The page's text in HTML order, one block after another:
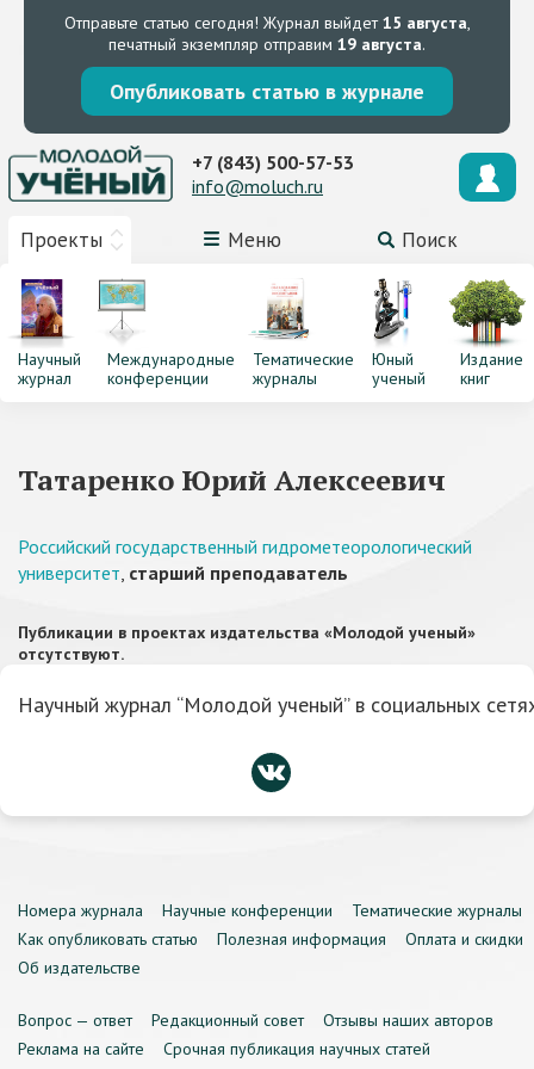
Отправьте статью сегодня! Журнал выйдет15 августа,
печатный экземпляр отправим 19 августа.
Опубликовать статью в журнале
Проекты Меню Поиск
+7 (843) 500-57-53
info@moluch.ru
Научный
журнал
Международные
конференции
Тематические
журналы
Юный
ученый
Издание
книг
Татаренко Юрий Алексеевич
Российский государственный гидрометеорологический
университет, старший преподаватель
Публикации в проектах издательства «Молодой ученый»
отсутствуют.
Научный журнал “Молодой ученый” в социальных
Номера журнала Научные конференции
Тематические журналы
Как опубликовать статью
Полезная информация
Оплата и скидки
Об издательстве
Вопрос — ответ Редакционный совет
Отзывы наших авторов
Реклама на сайте
Срочная публикация научных статей